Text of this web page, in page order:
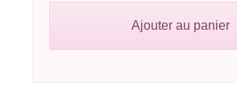
Ajouter au panier